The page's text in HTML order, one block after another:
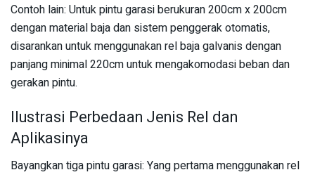
Contoh lain: Untuk pintu garasi berukuran 200cm x 200cm
dengan material baja dan sistem penggerak otomatis,
disarankan untuk menggunakan rel baja galvanis dengan
panjang minimal 220cm untuk mengakomodasi beban dan
gerakan pintu.
Ilustrasi Perbedaan Jenis Rel dan
Aplikasinya
Bayangkan tiga pintu garasi: Yang pertama menggunakan rel